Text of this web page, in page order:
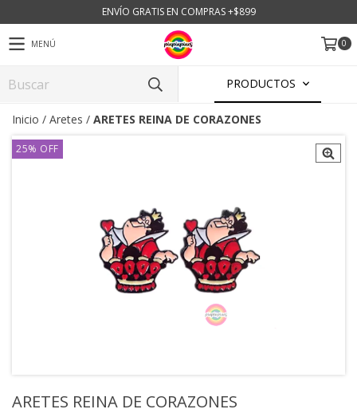
ENVÍO GRATIS EN COMPRAS +$899
MENÚ 0
PRODUCTOS
Inicio / Aretes / ARETES REINA DE CORAZONES
25% OFF
ARETES REINA DE CORAZONES